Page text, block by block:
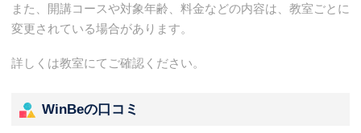
また、開講コースや対象年齢、料金などの内容は、教室ごとに
変更されている場合があります。
詳しくは教室にてご確認ください。
WinBeの口コミ